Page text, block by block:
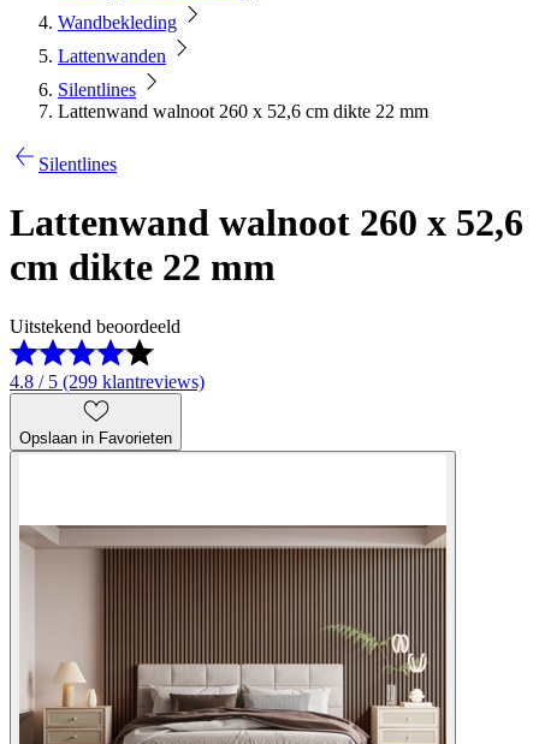
Wandbekleding
Lattenwanden
Silentlines
Lattenwand walnoot 260 x 52,6 cm dikte 22 mm
Silentlines
Lattenwand walnoot 260 x 52,6
cm dikte 22 mm
Uitstekend beoordeeld
4.8 / 5 (299 klantreviews)
Opslaan in Favorieten